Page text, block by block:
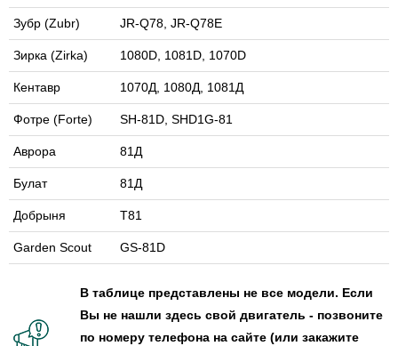
Зубр (Zubr) JR-Q78, JR-Q78E
Зирка (Zirka) 1080D, 1081D, 1070D
Кентавр 1070Д, 1080Д, 1081Д
Фотре (Forte) SH-81D, SHD1G-81
Аврора 81Д
Булат 81Д
Добрыня Т81
Garden Scout GS-81D
В таблице представлены не все модели. Если
Вы не нашли здесь свой двигатель - позвоните
по номеру телефона на сайте (или закажите